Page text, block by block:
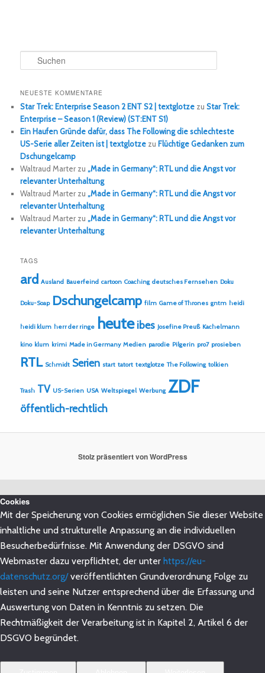
u
h
e
n
NEUESTE KOMMENTARE
Star Trek: Enterprise Season 2 ENT S2 | textglotze zuStar Trek:
Enterprise – Season 1 (Review) (ST:ENT S1)
Ein Haufen Gründe dafür, dass The Following die schlechteste
US-Serie aller Zeiten ist | textglotze zu Flüchtige Gedanken zum
Dschungelcamp
Waltraud Marter zu„Made in Germany“: RTL und die Angst vor
relevanter Unterhaltung
Waltraud Marter zu„Made in Germany“: RTL und die Angst vor
relevanter Unterhaltung
Waltraud Marter zu„Made in Germany“: RTL und die Angst vor
relevanter Unterhaltung
TAGS
ard Ausland Bauerfeind cartoon Coaching deutsches Fernsehen Doku
Doku-Soap Dschungelcamp film Game of Thrones gntm heidi
heidi klum herr der ringe heute ibes Josefine Preuß Kachelmann
kino klum krimi Made in Germany Medien parodie Pilgerin pro7 prosieben
RTL Schmidt Serien start tatort textglotze The Following tolkien
Trash TV US-Serien USA Weltspiegel Werbung ZDF
öffentlich-rechtlich
Stolz präsentiert von WordPress
Cookies
Mit der Speicherung von Cookies ermöglichen Sie dieser Website
inhaltliche und strukturelle Anpassung an die individuellen
Besucherbedürfnisse. Mit Anwendung der DSGVO sind
Webmaster dazu verpflichtet, der unter https://eu-
datenschutz.org/veröffentlichten Grundverordnung Folge zu
leisten und seine Nutzer entsprechend über die Erfassung und
Auswertung von Daten in Kenntnis zu setzen. Die
Rechtmäßigkeit der Verarbeitung ist in Kapitel 2, Artikel 6 der
DSGVO begründet.